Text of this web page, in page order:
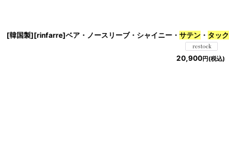
[韓国製][rinfarre]ベア・ノースリーブ・シャイニー・ サテン ・ タック
20,900円(税込)